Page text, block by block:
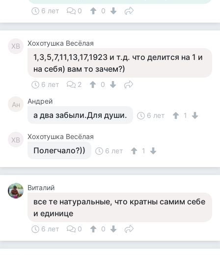
6 лет 0 0
ХВ Хохотушка Весёлая
1,3,5,7,11,13,17,1923 и т.д. что делится на 1 и
на себя) вам то зачем?)
6 лет 2 0
Ан Андрей
а два забыли.Для души. 6 лет 1
ХВ Хохотушка Весёлая
Полегчало?)) 6 лет 1
Виталий
все те натуральные, что кратны самим себе
и единице
6 лет 0 0